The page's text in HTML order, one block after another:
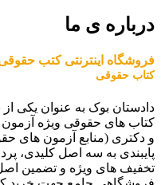
درباره ی ما
فروشگاه اینترنتی کتب
کتاب حقوقی
دادستان بوک به عنوان یکی
کتاب های حقوقی ویژه
و دکتری (منابع آزمون های
پایبندی به سه اصل کلیدی،
تخفیف های ویژه و تضمین